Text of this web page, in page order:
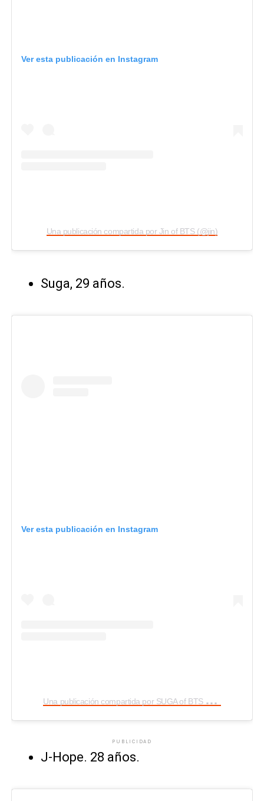
Ver esta publicación en Instagram
Una publicación compartida por Jin of BTS (@jin)
Suga, 29 años.
Ver esta publicación en Instagram
U
na publicación compartida por SUGA of BTS 민윤기 (@agustd)
PUBLICIDAD
J-Hope. 28 años.